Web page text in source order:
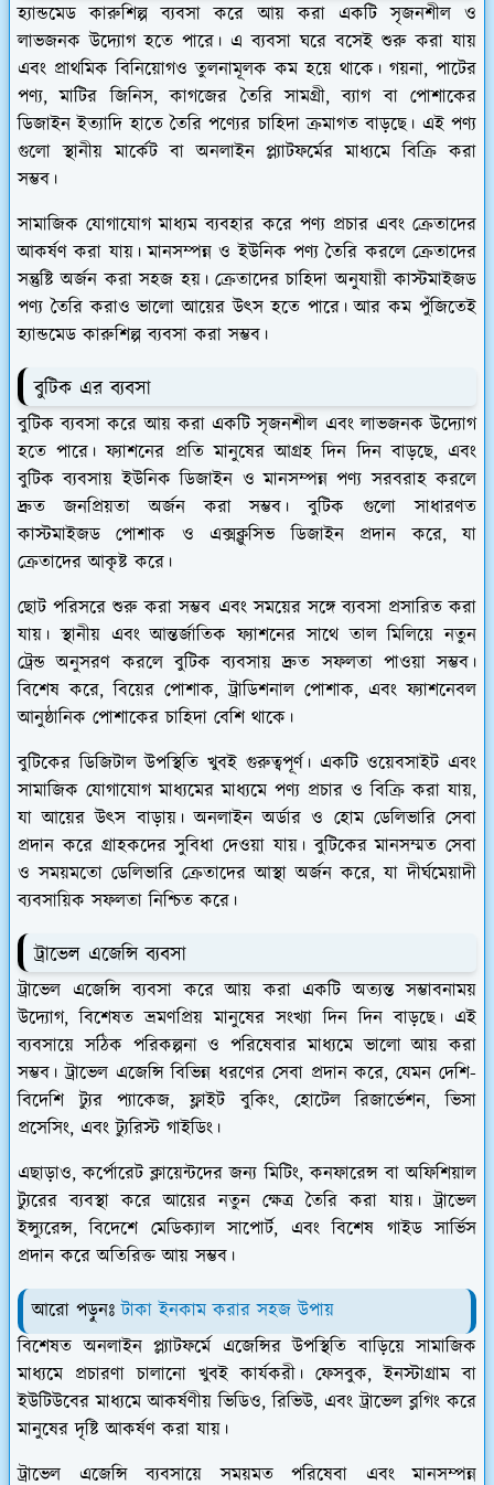
হ্যান্ডমেড কারুশিল্প ব্যবসা করে আয় করা একটি সৃজনশীল ও
লাভজনক উদ্যোগ হতে পারে। এ ব্যবসা ঘরে বসেই শুরু করা যায়
এবং প্রাথমিক বিনিয়োগও তুলনামূলক কম হয়ে থাকে। গয়না, পাটের
পণ্য, মাটির জিনিস, কাগজের তৈরি সামগ্রী, ব্যাগ বা পোশাকের
ডিজাইন ইত্যাদি হাতে তৈরি পণ্যের চাহিদা ক্রমাগত বাড়ছে। এই পণ্য
গুলো স্থানীয় মার্কেট বা অনলাইন প্ল্যাটফর্মের মাধ্যমে বিক্রি করা
সম্ভব।
সামাজিক যোগাযোগ মাধ্যম ব্যবহার করে পণ্য প্রচার এবং ক্রেতাদের
আকর্ষণ করা যায়। মানসম্পন্ন ও ইউনিক পণ্য তৈরি করলে ক্রেতাদের
সন্তুষ্টি অর্জন করা সহজ হয়। ক্রেতাদের চাহিদা অনুযায়ী কাস্টমাইজড
পণ্য তৈরি করাও ভালো আয়ের উৎস হতে পারে। আর কম পুঁজিতেই
হ্যান্ডমেড কারুশিল্প ব্যবসা করা সম্ভব।
বুটিক এর ব্যবসা
বুটিক ব্যবসা করে আয় করা একটি সৃজনশীল এবং লাভজনক উদ্যোগ
হতে পারে। ফ্যাশনের প্রতি মানুষের আগ্রহ দিন দিন বাড়ছে, এবং
বুটিক ব্যবসায় ইউনিক ডিজাইন ও মানসম্পন্ন পণ্য সরবরাহ করলে
দ্রুত জনপ্রিয়তা অর্জন করা সম্ভব। বুটিক গুলো সাধারণত
কাস্টমাইজড পোশাক ও এক্সক্লুসিভ ডিজাইন প্রদান করে, যা
ক্রেতাদের আকৃষ্ট করে।
ছোট পরিসরে শুরু করা সম্ভব এবং সময়ের সঙ্গে ব্যবসা প্রসারিত করা
যায়। স্থানীয় এবং আন্তর্জাতিক ফ্যাশনের সাথে তাল মিলিয়ে নতুন
ট্রেন্ড অনুসরণ করলে বুটিক ব্যবসায় দ্রুত সফলতা পাওয়া সম্ভব।
বিশেষ করে, বিয়ের পোশাক, ট্রাডিশনাল পোশাক, এবং ফ্যাশনেবল
আনুষ্ঠানিক পোশাকের চাহিদা বেশি থাকে।
বুটিকের ডিজিটাল উপস্থিতি খুবই গুরুত্বপূর্ণ। একটি ওয়েবসাইট এবং
সামাজিক যোগাযোগ মাধ্যমের মাধ্যমে পণ্য প্রচার ও বিক্রি করা যায়,
যা আয়ের উৎস বাড়ায়। অনলাইন অর্ডার ও হোম ডেলিভারি সেবা
প্রদান করে গ্রাহকদের সুবিধা দেওয়া যায়। বুটিকের মানসম্মত সেবা
ও সময়মতো ডেলিভারি ক্রেতাদের আস্থা অর্জন করে, যা দীর্ঘমেয়াদী
ব্যবসায়িক সফলতা নিশ্চিত করে।
ট্রাভেল এজেন্সি ব্যবসা
ট্রাভেল এজেন্সি ব্যবসা করে আয় করা একটি অত্যন্ত সম্ভাবনাময়
উদ্যোগ, বিশেষত ভ্রমণপ্রিয় মানুষের সংখ্যা দিন দিন বাড়ছে। এই
ব্যবসায়ে সঠিক পরিকল্পনা ও পরিষেবার মাধ্যমে ভালো আয় করা
সম্ভব। ট্রাভেল এজেন্সি বিভিন্ন ধরণের সেবা প্রদান করে, যেমন দেশি-
বিদেশি ট্যুর প্যাকেজ, ফ্লাইট বুকিং, হোটেল রিজার্ভেশন, ভিসা
প্রসেসিং, এবং ট্যুরিস্ট গাইডিং।
এছাড়াও, কর্পোরেট ক্লায়েন্টদের জন্য মিটিং, কনফারেন্স বা অফিশিয়াল
ট্যুরের ব্যবস্থা করে আয়ের নতুন ক্ষেত্র তৈরি করা যায়। ট্রাভেল
ইন্স্যুরেন্স, বিদেশে মেডিক্যাল সাপোর্ট, এবং বিশেষ গাইড সার্ভিস
প্রদান করে অতিরিক্ত আয় সম্ভব।
আরো পড়ুনঃটাকা ইনকাম করার সহজ উপায়
বিশেষত অনলাইন প্ল্যাটফর্মে এজেন্সির উপস্থিতি বাড়িয়ে সামাজিক
মাধ্যমে প্রচারণা চালানো খুবই কার্যকরী। ফেসবুক, ইনস্টাগ্রাম বা
ইউটিউবের মাধ্যমে আকর্ষণীয় ভিডিও, রিভিউ, এবং ট্রাভেল ব্লগিং করে
মানুষের দৃষ্টি আকর্ষণ করা যায়।
ট্রাভেল এজেন্সি ব্যবসায়ে সময়মত পরিষেবা এবং মানসম্পন্ন